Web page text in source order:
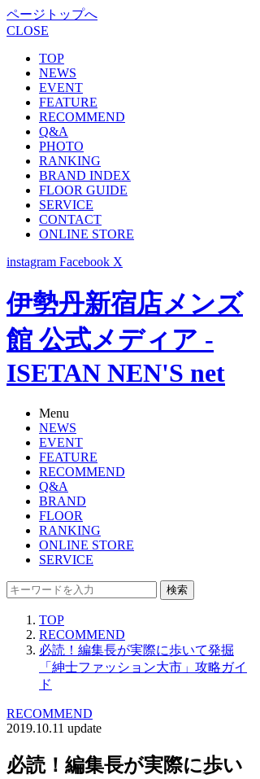
ページトップへ
CLOSE
TOP
NEWS
EVENT
FEATURE
RECOMMEND
Q&A
PHOTO
RANKING
BRAND INDEX
FLOOR GUIDE
SERVICE
CONTACT
ONLINE STORE
instagram Facebook X
伊勢丹新宿店メンズ
館 公式メディア -
ISETAN NEN'S net
Menu
NEWS
EVENT
FEATURE
RECOMMEND
Q&A
BRAND
FLOOR
RANKING
ONLINE STORE
SERVICE
検索
TOP
RECOMMEND
必読！編集長が実際に歩いて発掘
「紳士ファッション大市」攻略ガイ
ド
RECOMMEND
2019.10.11 update
必読！編集長が実際に歩い